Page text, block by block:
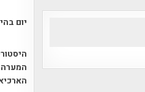
יום